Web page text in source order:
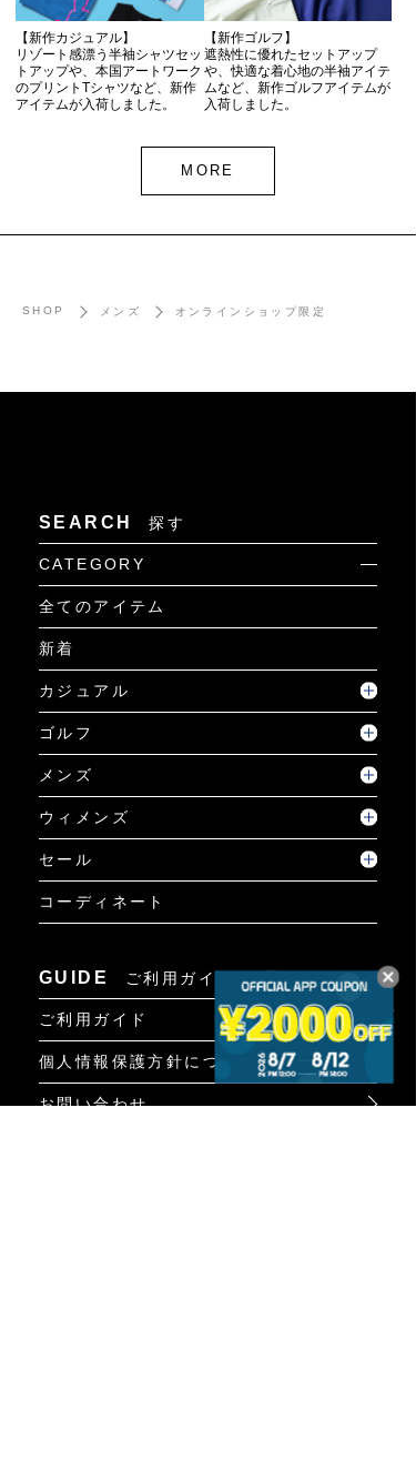
【新作カジュアル】
リゾート感漂う半袖シャツセッ
トアップや、本国アートワーク
のプリントTシャツなど、新作
アイテムが入荷しました。
【新作ゴルフ】
遮熱性に優れたセットアップ
や、快適な着心地の半袖アイテ
ムなど、新作ゴルフアイテムが
入荷しました。
MORE
SHOP メンズ オンラインショップ限定
SEARCH 探す
CATEGORY
全てのアイテム
新着
カジュアル
ゴルフ
メンズ
ウィメンズ
セール
コーディネート
GUIDE ご利用ガイド
ご利用ガイド
個人情報保護方針について
お問い合わせ